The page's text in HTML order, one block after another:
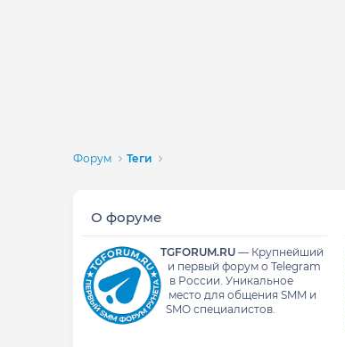
Форум Теги
О форуме
TGFORUM.RU— Крупнейший
и первый форум о Telegram
в России. Уникальное
место для общения SMM и
SMO специалистов.